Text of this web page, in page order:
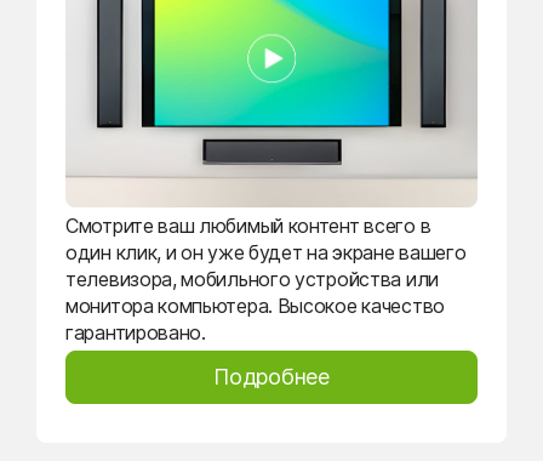
Смотрите ваш любимый контент всего в
один клик, и он уже будет на экране вашего
телевизора, мобильного устройства или
монитора компьютера. Высокое качество
гарантировано.
Подробнее